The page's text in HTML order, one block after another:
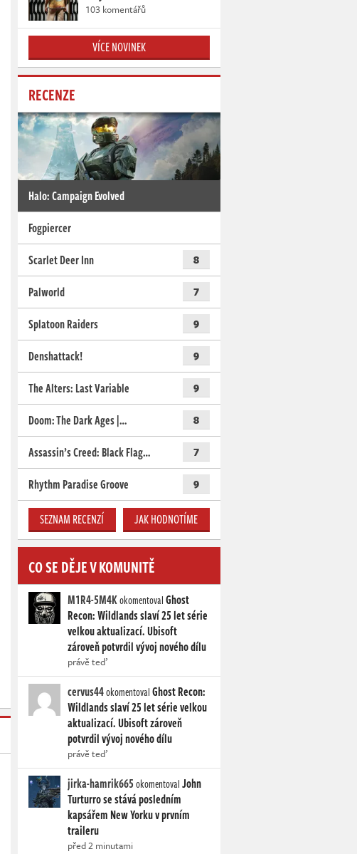
103 komentářů
VÍCE NOVINEK
RECENZE
Halo: Campaign Evolved
Fogpiercer
Scarlet Deer Inn
8
Palworld 7
Splatoon Raiders 9
Denshattack! 9
The Alters: Last Variable 9
Doom: The Dark Ages |… 8
Assassin’s Creed: Black Flag… 7
Rhythm Paradise Groove 9
SEZNAM RECENZÍ JAK HODNOTÍME
CO SE DĚJE V KOMUNITĚ
M1R4-5M4KokomentovalGhost
Recon: Wildlands slaví 25 let série
velkou aktualizací. Ubisoft
zároveň potvrdil vývoj nového dílu
právě teď
cervus44okomentovalGhost Recon:
Wildlands slaví 25 let série velkou
aktualizací. Ubisoft zároveň
potvrdil vývoj nového dílu
právě teď
jirka-hamrik665okomentovalJohn
Turturro se stává posledním
kapsářem New Yorku v prvním
traileru
před 2 minutami